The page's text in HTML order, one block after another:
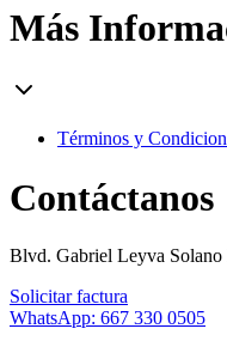
Más
Términos y
Contáctanos
Blvd. Gabriel Leyva Solano
Solicitar factura
WhatsApp: 667 330 0505